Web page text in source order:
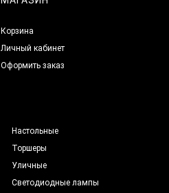
Корзина
Личный кабинет
Оформить заказ
Настольные
Торшеры
Уличные
Светодиодные лампы